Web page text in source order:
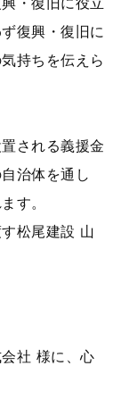
復興・復旧に
持ちを伝えら
される義援金
治体を通し
す。
松尾建設 山
社 様に、心